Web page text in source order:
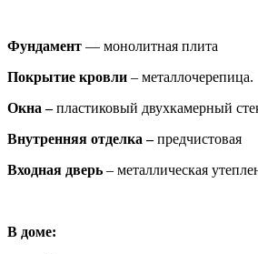
Фундамент — монолитная плита
Покрытие кровли – металлочерепица.
Окна –пластиковый двухкамерный
Внутренняя отделка –предчистовая
Входная дверь – металлическая
В доме: